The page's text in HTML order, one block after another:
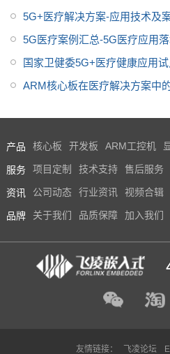
市中的智能应用
5G+医疗解决方案-应用技术及
5G医疗案例汇总-5G医疗应用
国家卫健委5G+医疗健康应用
ARM核心板在医疗解决方案中
产品 核心板 开发板 ARM工控机
服务 项目定制 技术支持 售后服务
资讯 公司动态 行业资讯 视频合辑
品牌 关于我们 品质保障 加入我们
友情链接： 飞凌论坛